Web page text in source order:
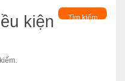
kiện